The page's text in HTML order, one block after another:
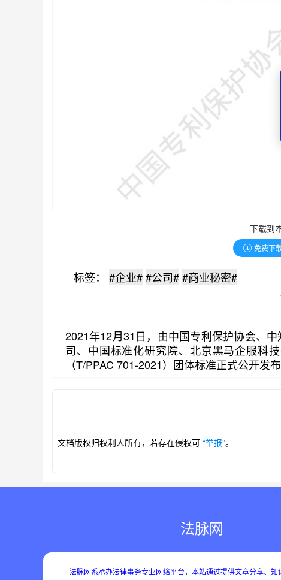
下载到
免费下
标签： #企业##公司##商业秘密#
2021年12月31日，由中国专利保护协会、
司、中国标准化研究院、北京黑马企服科
（T/PPAC 701-2021）团体标准正式公开发布
文档版权归权利人所有，若存在侵权可 “举报”。
法脉网
法脉网系承办法律事务专业网络平台，本站通过提供文章分享、知